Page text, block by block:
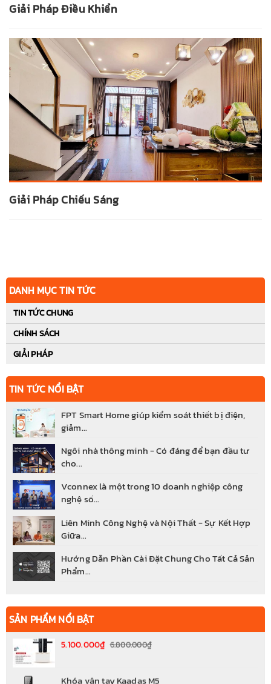
Giải Pháp Điều Khiển
Giải Pháp Chiếu Sáng
DANH MỤC TIN TỨC
TIN TỨC CHUNG
CHÍNH SÁCH
GIẢI PHÁP
TIN TỨC NỔI BẬT
FPT Smart Home giúp kiểm soát thiết bị điện,
giảm...
Ngôi nhà thông minh - Có đáng để bạn đầu tư
cho...
Vconnex là một trong 10 doanh nghiệp công
nghệ số...
Liên Minh Công Nghệ và Nội Thất - Sự Kết Hợp
Giữa...
Hướng Dẫn Phần Cài Đặt Chung Cho Tất Cả Sản
Phẩm...
SẢN PHẨM NỔI BẬT
5.100.000₫ 6.800.000₫
Khóa vân tay Kaadas M5